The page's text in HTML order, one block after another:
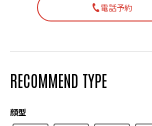
電話予約
RECOMMEND TYPE
顔型